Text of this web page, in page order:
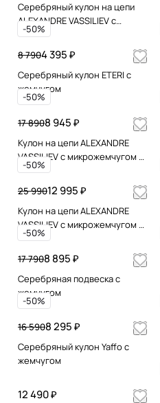
Серебряный кулон на цепи
ALEXANDRE VASSILIEV с
микрожемчугом и
марказитами Swarovski
-50%
4 395 ₽
8 790
Серебряный кулон ETERI с
жемчугом
-50%
8 945 ₽
17 890
Кулон на цепи ALEXANDRE
VASSILIEV с микрожемчугом и
марказитами
-50%
12 995 ₽
25 990
Кулон на цепи ALEXANDRE
VASSILIEV с микрожемчугом и
марказитами
-50%
8 895 ₽
17 790
Серебряная подвеска с
жемчугом
-50%
8 295 ₽
16 590
Серебряный кулон Yaffo с
жемчугом
12 490 ₽